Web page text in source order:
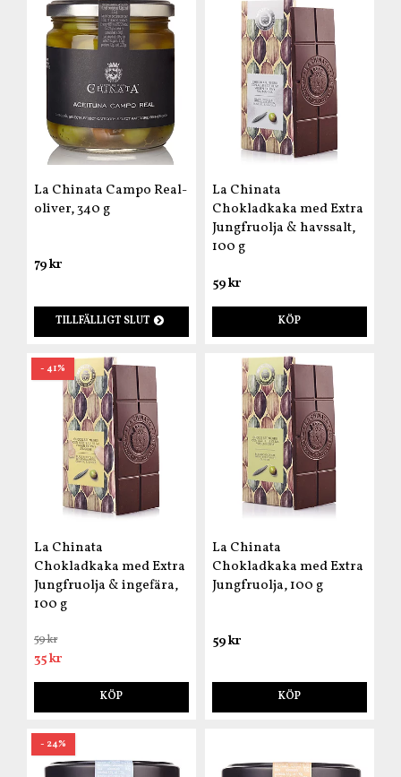
La Chinata Campo Real-
oliver, 340 g
79 kr
TILLFÄLLIGT SLUT
La Chinata
Chokladkaka med Extra
Jungfruolja & havssalt,
100 g
59 kr
KÖP
- 41%
La Chinata
Chokladkaka med Extra
Jungfruolja & ingefära,
100 g
59 kr
35 kr
KÖP
La Chinata
Chokladkaka med Extra
Jungfruolja, 100 g
59 kr
KÖP
- 24%